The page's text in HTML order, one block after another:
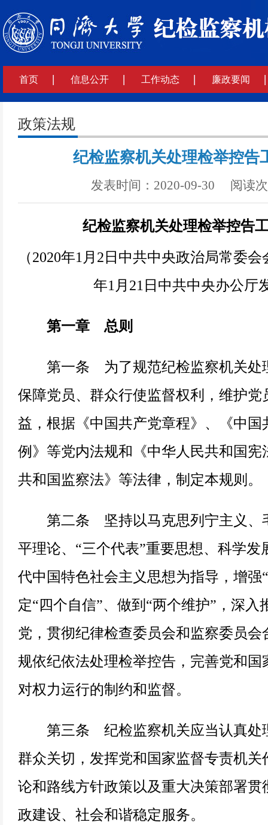
首页 信息公开 工作动态 廉政要闻
政策法规
纪检监察机关处理检举控告
发表时间：2020-09-30 阅读
纪检监察机关处理检举控告
（2020年1月2日中共中央政治局常委
年1月21日中共中央办公厅
第一章 总则
第一条 为了规范纪检监察机关处
保障党员、群众行使监督权利，维护党
益，根据《中国共产党章程》、《中国
例》等党内法规和《中华人民共和国宪
共和国监察法》等法律，制定本规则。
第二条 坚持以马克思列宁主义、
平理论、“三个代表”重要思想、科学发
代中国特色社会主义思想为指导，增强
定“四个自信”、做到“两个维护”，深入
党，贯彻纪律检查委员会和监察委员会
规依纪依法处理检举控告，完善党和国
对权力运行的制约和监督。
第三条 纪检监察机关应当认真处
群众关切，发挥党和国家监督专责机关
论和路线方针政策以及重大决策部署贯
政建设、社会和谐稳定服务。